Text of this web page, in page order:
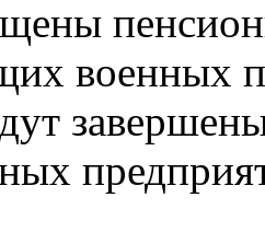
военных